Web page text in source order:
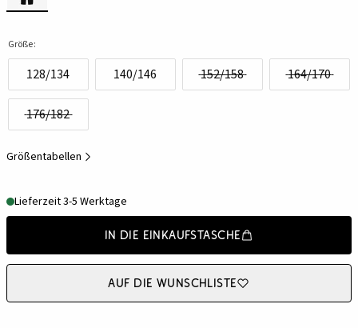
Größe:
128/134 140/146 152/158 164/170
176/182
Größentabellen
Lieferzeit 3-5 Werktage
In die Einkaufstasche
Auf die Wunschliste